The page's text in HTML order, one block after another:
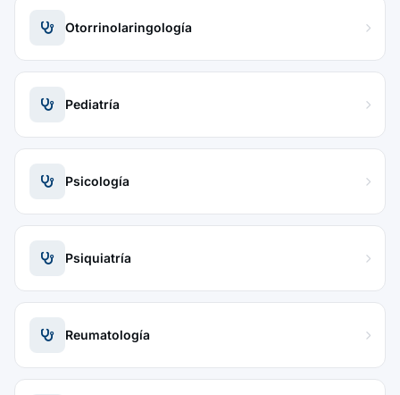
Otorrinolaringología
Pediatría
Psicología
Psiquiatría
Reumatología